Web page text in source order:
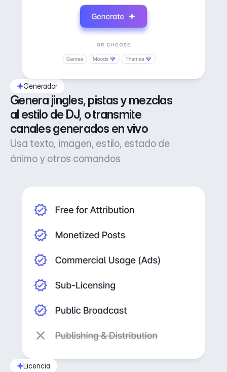
Generador
Genera jingles, pistas y mezclas
al estilo de DJ, o transmite
canales generados en vivo
Usa texto, imagen, estilo, estado de
ánimo y otros comandos
Licencia